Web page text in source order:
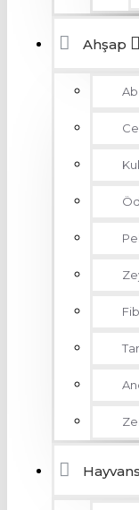
Ahşap